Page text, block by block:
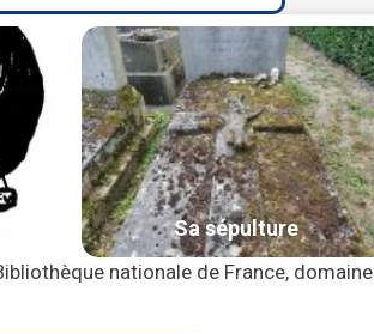
nationale de France, domaine